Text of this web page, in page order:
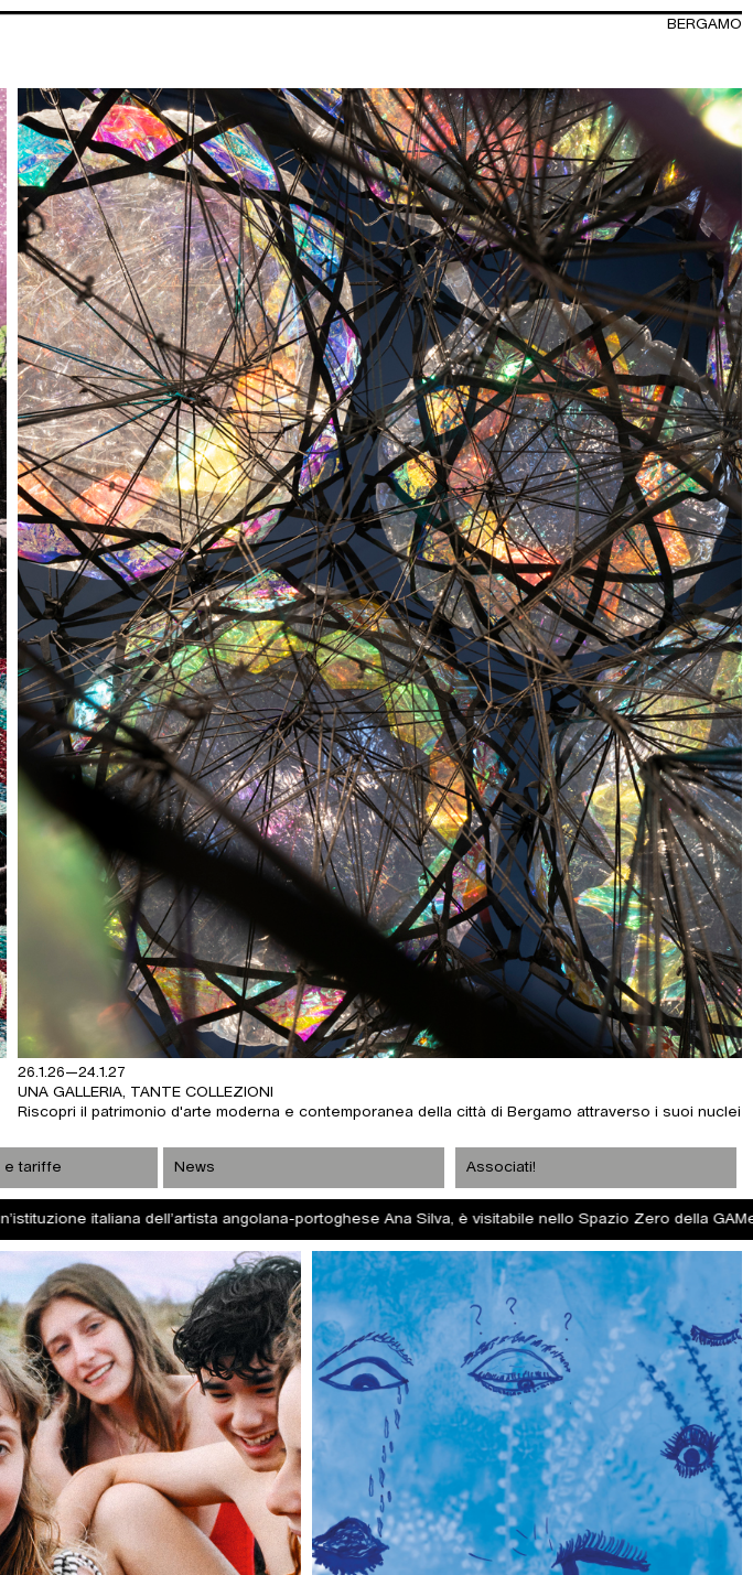
BERGAMO
nuclei principali
FOSBURY ARCHITECTURE e CLAIRE FONTAINE – TABULA PLENA
Uno spazio di incontro e produzione di conoscenza condivisa al
una montagna - Il Biennale delle Orobie / Magazine Pensare come una montagna - Il Biennale delle
e tariffe News Associati!
dell’artista angolana-portoghese Ana Silva, è visitabile nello Spazio Zero della GAMeC fino al 6